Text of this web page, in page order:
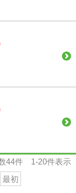
44件 1-20件表示
最初